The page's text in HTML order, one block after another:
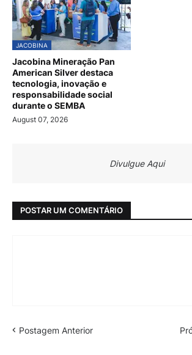
JACOBINA
Jacobina Mineração Pan
American Silver destaca
tecnologia, inovação e
responsabilidade social
durante o SEMBA
August 07, 2026
Divulgue Aqui
POSTAR UM COMENTÁRIO
Postagem Anterior